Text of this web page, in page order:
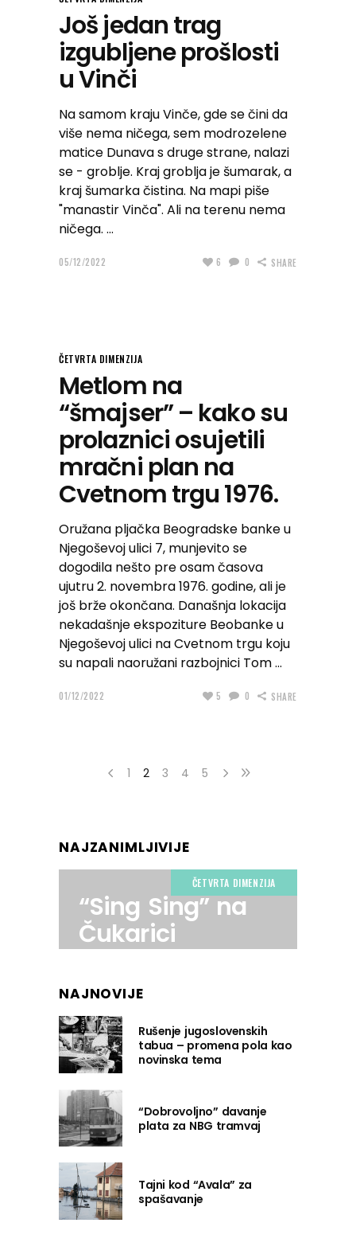
Još jedan trag
izgubljene prošlosti
u Vinči
Na samom kraju Vinče, gde se čini da
više nema ničega, sem modrozelene
matice Dunava s druge strane, nalazi
se - groblje. Kraj groblja je šumarak, a
kraj šumarka čistina. Na mapi piše
"manastir Vinča". Ali na terenu nema
ničega.
05/12/2022 6 0 SHARE
ČETVRTA DIMENZIJA
Metlom na
“šmajser” – kako su
prolaznici osujetili
mračni plan na
Cvetnom trgu 1976.
Oružana pljačka Beogradske banke u
Njegoševoj ulici 7, munjevito se
dogodila nešto pre osam časova
ujutru 2. novembra 1976. godine, ali je
još brže okončana. Današnja lokacija
nekadašnje ekspoziture Beobanke u
Njegoševoj ulici na Cvetnom trgu koju
su napali naoružani razbojnici Tom
01/12/2022 5 0 SHARE
1 2 3 4 5
NAJZANIMLJIVIJE
ČETVRTA DIMENZIJA
“Sing Sing” na
Čukarici
NAJNOVIJE
Rušenje jugoslovenskih
tabua – promena pola kao
novinska tema
“Dobrovoljno” davanje
plata za NBG tramvaj
Tajni kod “Avala” za
spašavanje